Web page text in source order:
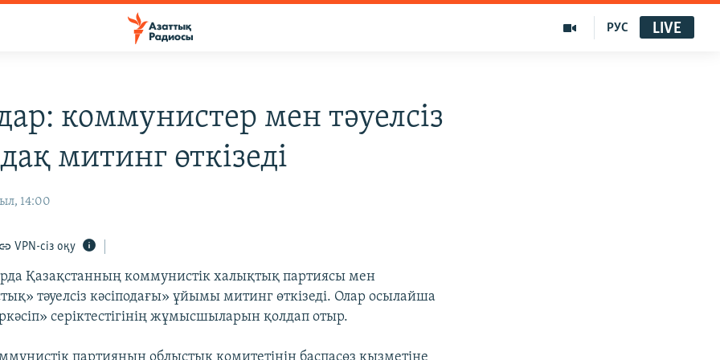
РУС LIVE
коммунистер мен тәуелсіз
митинг өткізеді
14:00
VPN-сіз оқу
Қазақстанның коммунистік халықтық партиясы мен
тәуелсіз кәсіподағы» ұйымы митинг өткізеді. Олар осылайша
серіктестігінің жұмысшыларын қолдап отыр.